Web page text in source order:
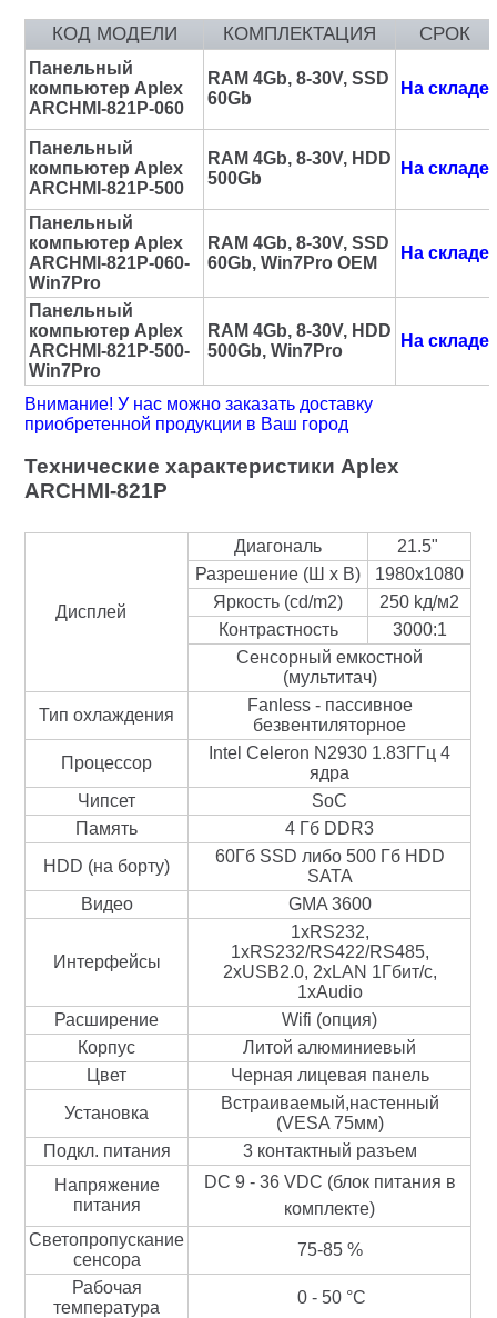
КОД МОДЕЛИ КОМПЛЕКТАЦИЯ СРОК
Панельный
компьютер Aplex
ARCHMI-821P-060
RAM 4Gb, 8-30V, SSD
60Gb
На складе
Панельный
компьютер Aplex
ARCHMI-821P-500
RAM 4Gb, 8-30V, HDD
500Gb
На складе
Панельный
компьютер Aplex
ARCHMI-821P-060-
Win7Pro
RAM 4Gb, 8-30V, SSD
60Gb, Win7Pro OEM
На складе
Панельный
компьютер Aplex
ARCHMI-821P-500-
Win7Pro
RAM 4Gb, 8-30V, HDD
500Gb, Win7Pro
На складе
Внимание! У нас можно заказать доставку
приобретенной продукции в Ваш город
Технические характеристики Aplex
ARCHMI-821P
Дисплей
Диагональ
21.5"
Разрешение (Ш х В)
1980x1080
Яркость (cd/m2)
250 kд/м2
Контрастность
3000:1
Сенсорный емкостной
(мультитач)
Тип охлаждения
Fanless - пассивное
безвентиляторное
Процессор
Intel Celeron N2930 1.83ГГц 4
ядра
Чипсет
SoC
Память
4 Гб DDR3
HDD (на борту)
60Гб SSD либо 500 Гб HDD
SATA
Видео
GMA 3600
Интерфейсы
1хRS232,
1xRS232/RS422/RS485,
2xUSB2.0, 2xLAN 1Гбит/с,
1xAudio
Расширение
Wifi (опция)
Корпус
Литой алюминиевый
Цвет
Черная лицевая панель
Установка
Встраиваемый,настенный
(VESA 75мм)
Подкл. питания
3 контактный разъем
Напряжение
питания
DC 9 - 36 VDC (блок питания в
комплекте)
Светопропускание
сенсора
75-85 %
Рабочая
температура
0 - 50 °C